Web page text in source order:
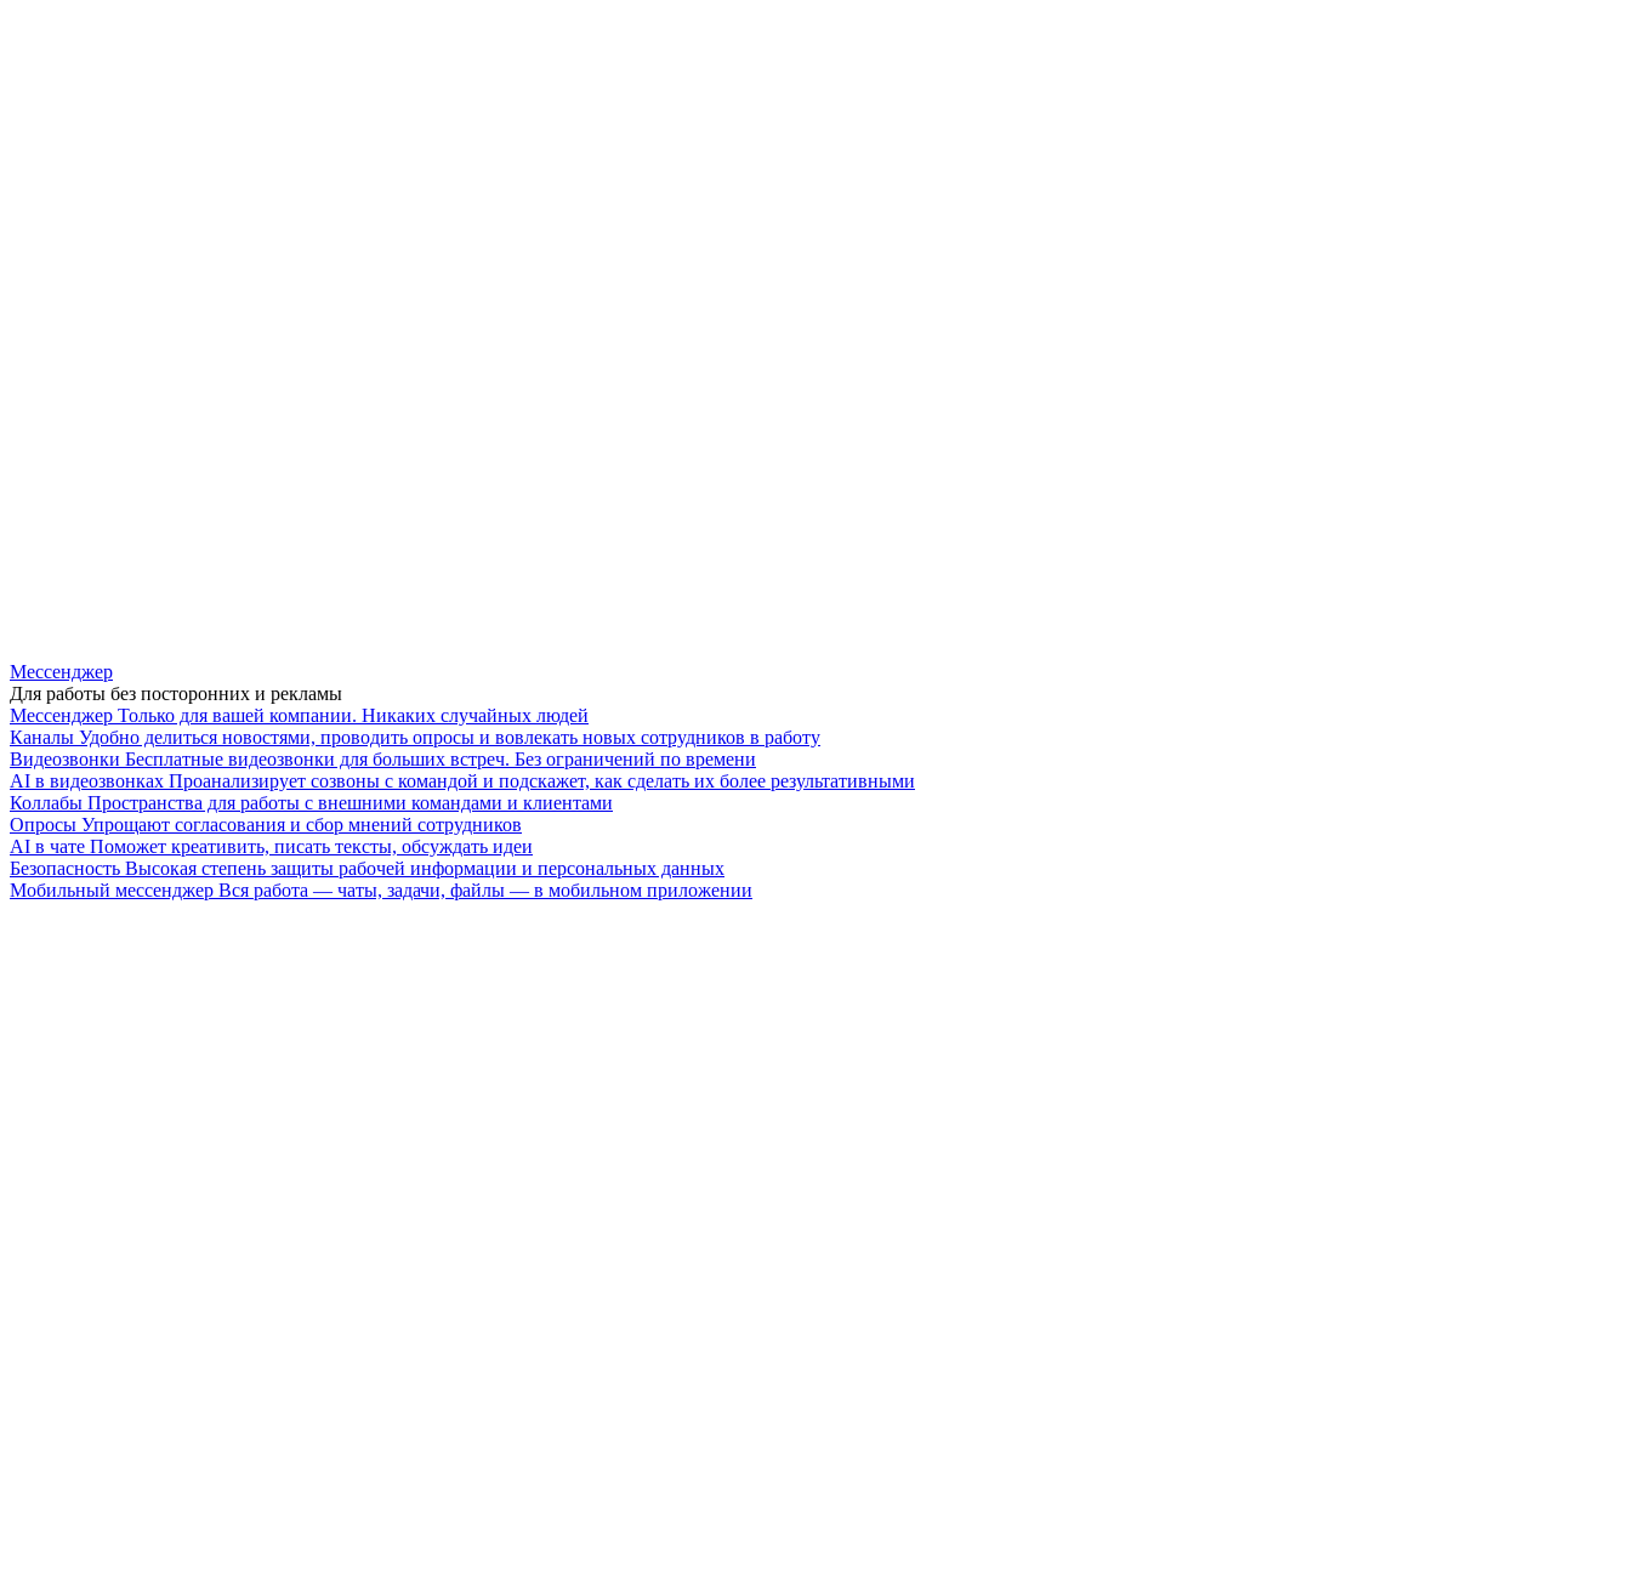
Мессенджер
Для работы без посторонних и рекламы
Мессенджер Только для вашей компании. Никаких случайных людей
Каналы Удобно делиться новостями, проводить опросы и вовлекать новых сотрудников в работу
Видеозвонки Бесплатные видеозвонки для больших встреч. Без ограничений по времени
AI в видеозвонках Проанализирует созвоны с командой и подскажет, как сделать их более результативными
Коллабы Пространства для работы с внешними командами и клиентами
Опросы Упрощают согласования и сбор мнений сотрудников
AI в чате Поможет креативить, писать тексты, обсуждать идеи
Безопасность Высокая степень защиты рабочей информации и персональных данных
Мобильный мессенджер Вся работа — чаты, задачи, файлы — в мобильном приложении